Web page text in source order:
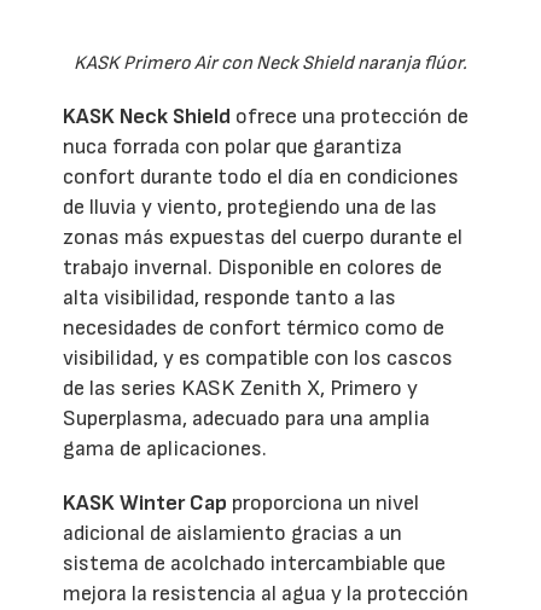
KASK Primero Air con Neck Shield naranja flúor.
KASK Neck Shield ofrece una protección de
nuca forrada con polar que garantiza
confort durante todo el día en condiciones
de lluvia y viento, protegiendo una de las
zonas más expuestas del cuerpo durante el
trabajo invernal. Disponible en colores de
alta visibilidad, responde tanto a las
necesidades de confort térmico como de
visibilidad, y es compatible con los cascos
de las series KASK Zenith X, Primero y
Superplasma, adecuado para una amplia
gama de aplicaciones.
KASK Winter Cap proporciona un nivel
adicional de aislamiento gracias a un
sistema de acolchado intercambiable que
mejora la resistencia al agua y la protección